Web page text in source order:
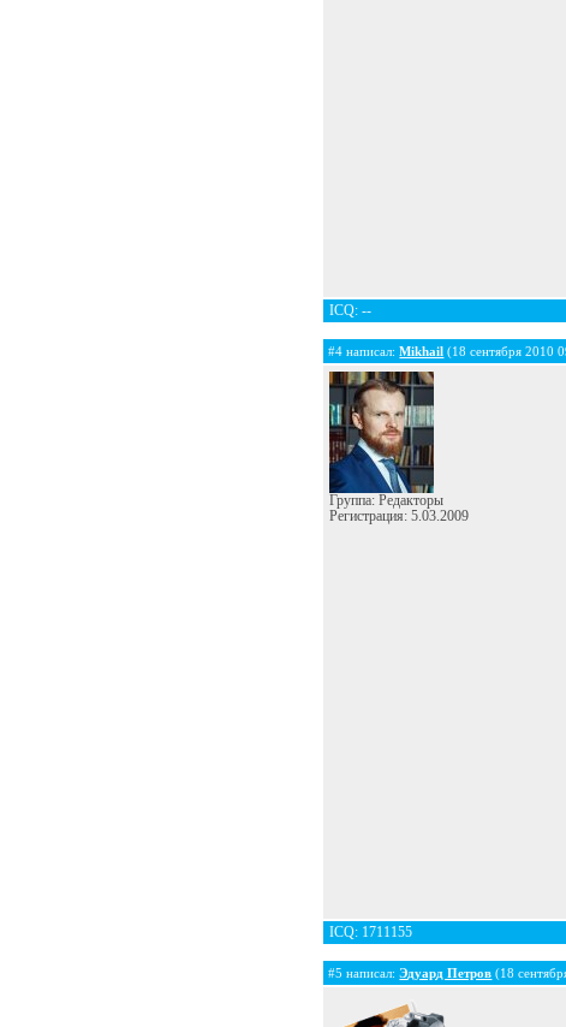
ICQ: --
#4 написал:Mikhail (18 сентября 2010
Группа: Редакторы
Регистрация: 5.03.2009
ICQ: 1711155
#5 написал:Эдуард Петров (18